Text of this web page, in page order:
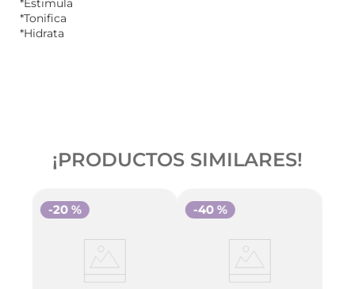
*Estimula
*Tonifica
*Hidrata
¡PRODUCTOS SIMILARES!
-20 % -40 %